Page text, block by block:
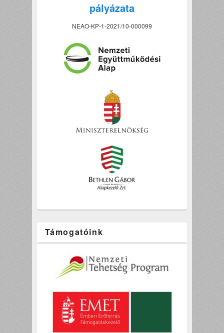
pályázata
NEAO-KP-1-2021/10-000099
Támogatóink